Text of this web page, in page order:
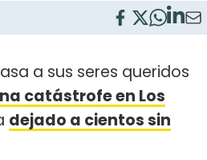
a sus seres queridos
catástrofe en Los
dejado a cientos sin